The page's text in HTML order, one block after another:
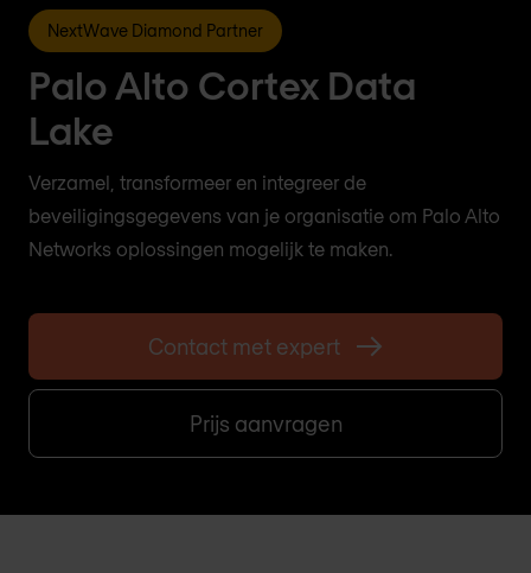
NextWave Diamond Partner
Palo Alto Cortex Data
Lake
Verzamel, transformeer en integreer de
beveiligingsgegevens van je organisatie om Palo Alto
Networks oplossingen mogelijk te maken.
Contact met expert
Prijs aanvragen